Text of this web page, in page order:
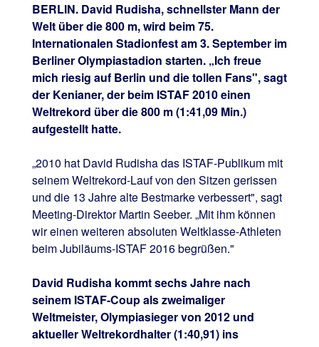
BERLIN. David Rudisha, schnellster Mann der
Welt über die 800 m, wird beim 75.
Internationalen Stadionfest am 3. September im
Berliner Olympiastadion starten. „Ich freue
mich riesig auf Berlin und die tollen Fans", sagt
der Kenianer, der beim ISTAF 2010 einen
Weltrekord über die 800 m (1:41,09 Min.)
aufgestellt hatte.
„2010 hat David Rudisha das ISTAF-Publikum mit
seinem Weltrekord-Lauf von den Sitzen gerissen
und die 13 Jahre alte Bestmarke verbessert", sagt
Meeting-Direktor Martin Seeber. „Mit ihm können
wir einen weiteren absoluten Weltklasse-Athleten
beim Jubiläums-ISTAF 2016 begrüßen."
David Rudisha kommt sechs Jahre nach
seinem ISTAF-Coup als zweimaliger
Weltmeister, Olympiasieger von 2012 und
aktueller Weltrekordhalter (1:40,91) ins